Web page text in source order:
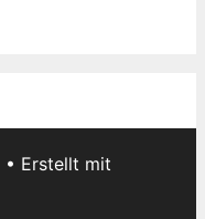
• Erstellt mit